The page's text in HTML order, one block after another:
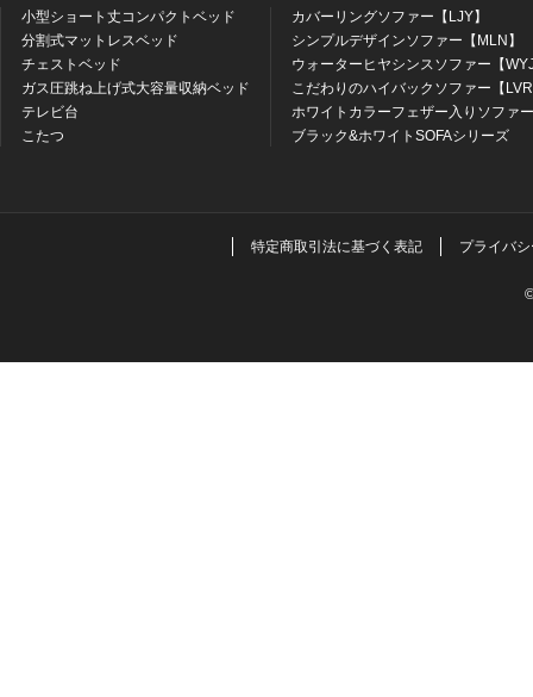
小型ショート丈コンパクトベッド
分割式マットレスベッド
チェストベッド
ガス圧跳ね上げ式大容量収納ベッド
テレビ台
こたつ
カバーリングソファー【LJY】
シンプルデザインソファー【MLN】
ウォーターヒヤシンスソファー【
こだわりのハイバックソファー【
ホワイトカラーフェザー入りソファ
ブラック&ホワイトSOFAシリーズ
特定商取引法に基づく表記 プライバ